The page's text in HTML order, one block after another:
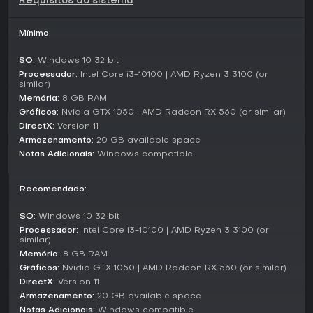
cada peça impacta o desempenho no espaço. Sistemas
econômicos conectam ao comércio de materiais
de recursos. Encontros alienígenas introduzem defesa, sem
PvE. O jogo prioriza singleplayer, sem menção a multiplayer
nos detalhes disponíveis.
gerando expectativa com betas que demonstram sistemas
Vale a Pena Jogar?
recursos e defesa em um universo imenso. Sua abordagem
baseada em física e design modular atrai quem curte
customização profunda e desafios táticos. Com
lançamento previsto para maio de 2026 e repercussão
Mínimo:
SO: Windows 10 32 bit
Processador: Intel Core i3-10100 | AMD Ryzen 3 3100 (or
similar)
Memória: 8 GB RAM
Gráficos: Nvidia GTX 1050 | AMD Radeon RX 560 (or similar)
DirectX: Version 11
Armazenamento: 20 GB available space
Notas Adicionais: Windows compatible
Recomendado:
SO: Windows 10 32 bit
Processador: Intel Core i3-10100 | AMD Ryzen 3 3100 (or
similar)
Memória: 8 GB RAM
Gráficos: Nvidia GTX 1050 | AMD Radeon RX 560 (or similar)
DirectX: Version 11
Armazenamento: 20 GB available space
Notas Adicionais: Windows compatible